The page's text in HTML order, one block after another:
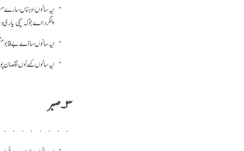
ایہ سانوں اوہناں سارے
پنگردا اے جو کہ سچی
ایہ سانوں ساڈے بے
ایہ سانوں کسے نوں
۳۔ صبر
صبر توں مراد